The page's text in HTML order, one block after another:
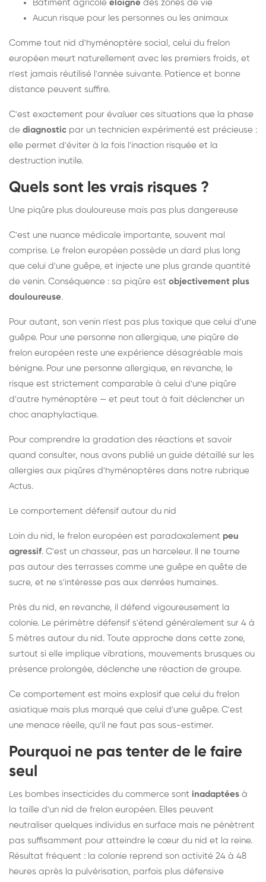
Bâtiment agricole éloigné des zones de vie
Aucun risque pour les personnes ou les animaux
Comme tout nid d'hyménoptère social, celui du frelon
européen meurt naturellement avec les premiers froids, et
n'est jamais réutilisé l'année suivante. Patience et bonne
distance peuvent suffire.
C'est exactement pour évaluer ces situations que la phase
de diagnostic par un technicien expérimenté est précieuse :
elle permet d'éviter à la fois l'inaction risquée et la
destruction inutile.
Quels sont les vrais risques ?
Une piqûre plus douloureuse mais pas plus dangereuse
C'est une nuance médicale importante, souvent mal
comprise. Le frelon européen possède un dard plus long
que celui d'une guêpe, et injecte une plus grande quantité
de venin. Conséquence : sa piqûre est objectivement plus
douloureuse.
Pour autant, son venin n'est pas plus toxique que celui d'une
guêpe. Pour une personne non allergique, une piqûre de
frelon européen reste une expérience désagréable mais
bénigne. Pour une personne allergique, en revanche, le
risque est strictement comparable à celui d'une piqûre
d'autre hyménoptère — et peut tout à fait déclencher un
choc anaphylactique.
Pour comprendre la gradation des réactions et savoir
quand consulter, nous avons publié un guide détaillé sur les
allergies aux piqûres d'hyménoptères dans notre rubrique
Actus.
Le comportement défensif autour du nid
Loin du nid, le frelon européen est paradoxalement peu
agressif. C'est un chasseur, pas un harceleur. Il ne tourne
pas autour des terrasses comme une guêpe en quête de
sucre, et ne s'intéresse pas aux denrées humaines.
Près du nid, en revanche, il défend vigoureusement la
colonie. Le périmètre défensif s'étend généralement sur 4 à
5 mètres autour du nid. Toute approche dans cette zone,
surtout si elle implique vibrations, mouvements brusques ou
présence prolongée, déclenche une réaction de groupe.
Ce comportement est moins explosif que celui du frelon
asiatique mais plus marqué que celui d'une guêpe. C'est
une menace réelle, qu'il ne faut pas sous-estimer.
Pourquoi ne pas tenter de le faire
seul
Les bombes insecticides du commerce sont inadaptées à
la taille d'un nid de frelon européen. Elles peuvent
neutraliser quelques individus en surface mais ne pénètrent
pas suffisamment pour atteindre le cœur du nid et la reine.
Résultat fréquent : la colonie reprend son activité 24 à 48
heures après la pulvérisation, parfois plus défensive